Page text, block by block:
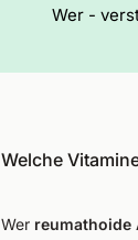
Wer -
Welche
Wer reumathoide